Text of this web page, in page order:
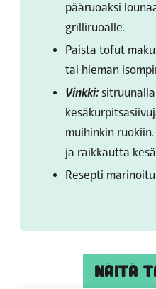
pääruoaksi
grilliruoalle.
Paista tofut
tai hieman
Vinkki:
muihinkin
ja raikkautta
Resepti
NÄITÄ